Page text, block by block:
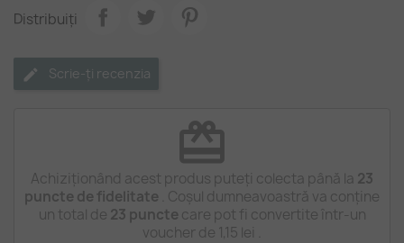
Distribuiți
Scrie-ți recenzia
redeem
Achiziționând acest produs puteți colecta până la 23
puncte de fidelitate . Coșul dumneavoastră va conține
un total de 23 puncte care pot fi convertite într-un
voucher de 1,15 lei